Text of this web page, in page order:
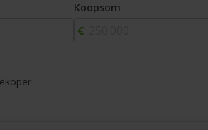
Koopsom